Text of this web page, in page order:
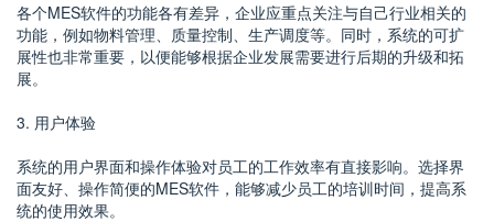
各个MES软件的功能各有差异，企业应重点关注与自己行业相关的
功能，例如物料管理、质量控制、生产调度等。同时，系统的可扩
展性也非常重要，以便能够根据企业发展需要进行后期的升级和拓
展。
3. 用户体验
系统的用户界面和操作体验对员工的工作效率有直接影响。选择界
面友好、操作简便的MES软件，能够减少员工的培训时间，提高系
统的使用效果。